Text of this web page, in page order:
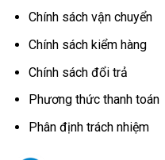
Chính sách vận chuyển
Chính sách kiểm hàng
Chính sách đổi trả
Phương thức thanh toán
Phân định trách nhiệm